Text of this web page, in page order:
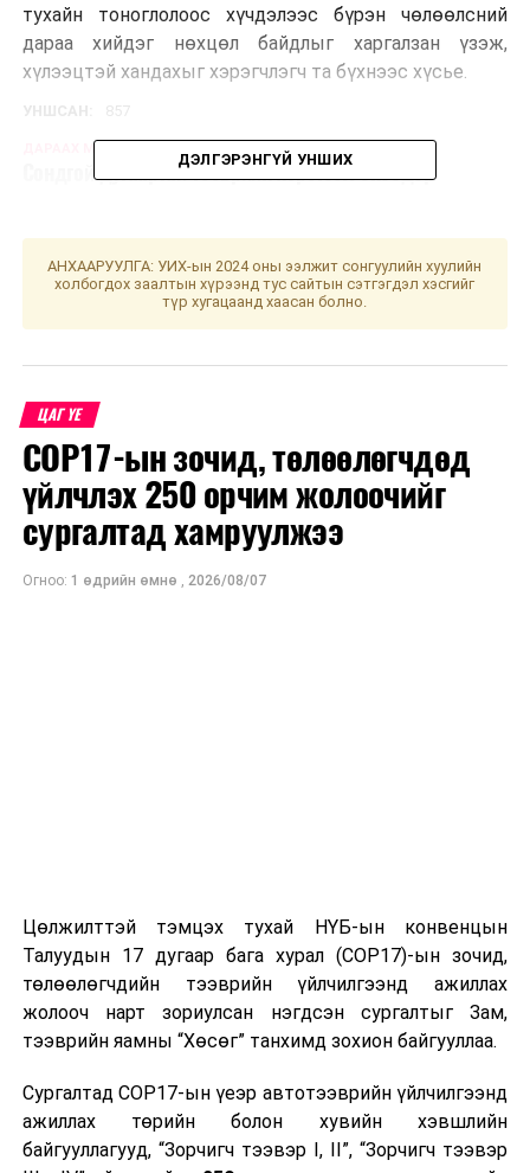
тухайн тоноглолоос хүчдэлээс бүрэн чөлөөлсний
дараа хийдэг нөхцөл байдлыг харгалзан үзэж,
хүлээцтэй хандахыг хэрэгчлэгч та бүхнээс хүсье.
УНШСАН: 857
Сондгой дугаартай тээврийн хэрэгсэл өнөөдөр
ӨМНӨХ МЭДЭЭ
Улаанбаатарт өдөртөө 9 хэм дулаан
ДЭЛГЭРЭНГҮЙ УНШИХ
АНХААРУУЛГА: УИХ-ын 2024 оны ээлжит сонгуулийн хуулийн
холбогдох заалтын хүрээнд тус сайтын сэтгэгдэл хэсгийг
түр хугацаанд хаасан болно.
ЦАГ ҮЕ
COP17-ын зочид, төлөөлөгчдөд
үйлчлэх 250 орчим жолоочийг
сургалтад хамруулжээ
Огноо: 1 өдрийн өмнө , 2026/08/07
Цөлжилттэй тэмцэх тухай НҮБ-ын конвенцын
Талуудын 17 дугаар бага хурал (COP17)-ын зочид,
төлөөлөгчдийн тээврийн үйлчилгээнд ажиллах
жолооч нарт зориулсан нэгдсэн сургалтыг Зам,
тээврийн яамны “Хөсөг” танхимд зохион байгууллаа.
Сургалтад COP17-ын үеэр автотээврийн үйлчилгээнд
ажиллах төрийн болон хувийн хэвшлийн
байгууллагууд, “Зорчигч тээвэр I, II”, “Зорчигч тээвэр